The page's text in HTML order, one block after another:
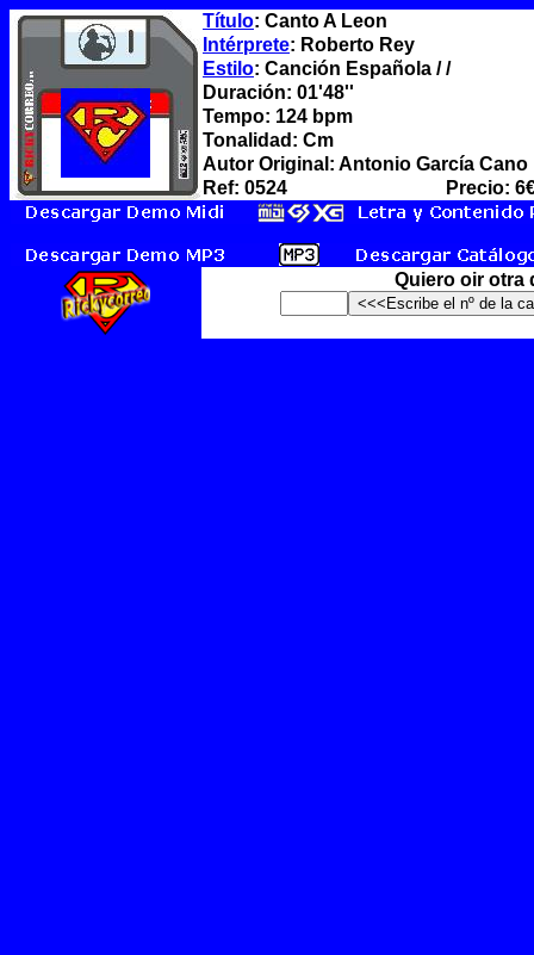
Título: Canto A Leon
Intérprete: Roberto Rey
Estilo: Canción Española / /
Duración: 01'48''
Tempo: 124 bpm
Tonalidad: Cm
Autor Original: Antonio García Cano
Ref: 0524
Precio:
Quiero oir otra